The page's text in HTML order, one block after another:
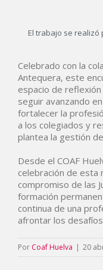
El trabajo se realizó
Celebrado con la
Antequera, este
espacio de
seguir avanzando
fortalecer la
a los colegiados y
plantea la gestión
Desde el COAF
celebración de esta
compromiso de las
formación
continua de una
afrontar los
Por Coaf Huelva | 20